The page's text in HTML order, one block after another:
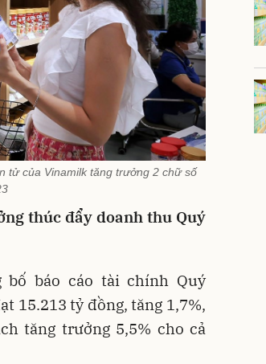
tử của Vinamilk tăng trưởng 2 chữ số
thúc đẩy doanh thu Quý
bố báo cáo tài chính Quý
15.213 tỷ đồng, tăng 1,7%,
tăng trưởng 5,5% cho cả